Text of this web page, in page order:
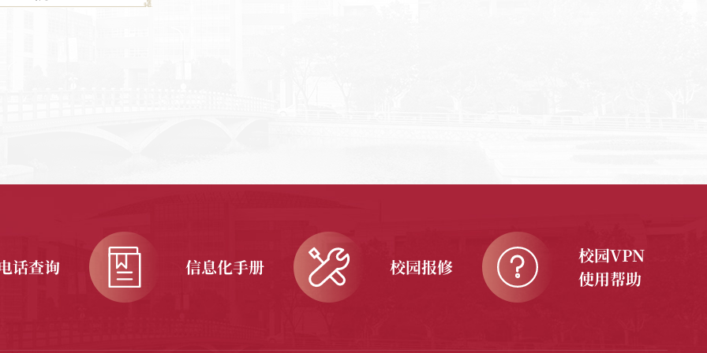
话查询 信息化手册 校园报修
校园VPN
使用帮助